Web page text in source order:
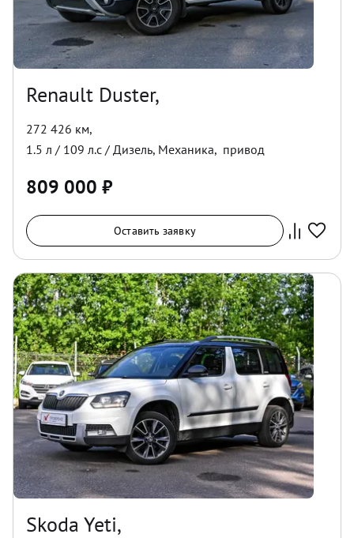
Renault Duster,
272 426 км,
1.5 л / 109 л.с / Дизель, Механика, привод
809 000 ₽
Оставить заявку
Skoda Yeti,